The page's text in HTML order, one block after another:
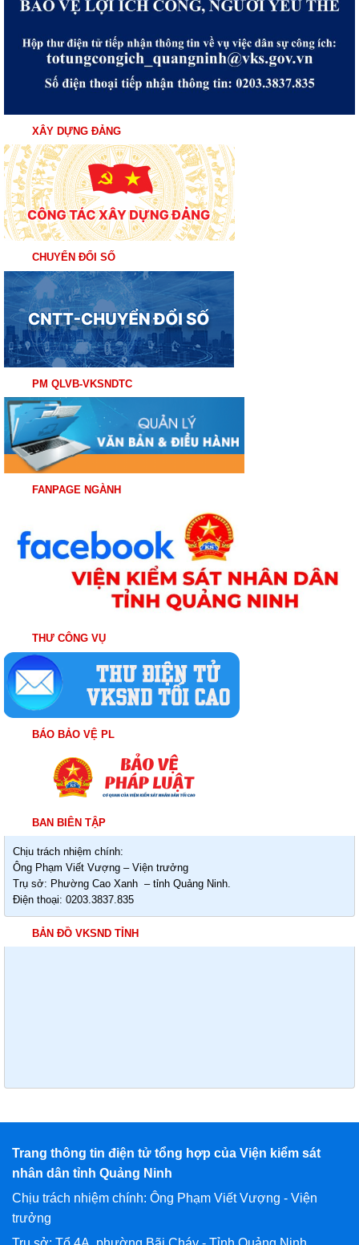
XÂY DỰNG ĐẢNG
CHUYỂN ĐỔI SỐ
PM QLVB-VKSNDTC
FANPAGE NGÀNH
THƯ CÔNG VỤ
BÁO BẢO VỆ PL
BAN BIÊN TẬP
Chịu trách nhiệm chính:
Ông Phạm Viết Vượng – Viện trưởng
Trụ sở: Phường Cao Xanh – tỉnh Quảng Ninh.
Điện thoại: 0203.3837.835
BẢN ĐỒ VKSND TỈNH
Trang thông tin điện tử tổng hợp của Viện kiểm sát
nhân dân tỉnh Quảng Ninh
Chịu trách nhiệm chính: Ông Phạm Viết Vượng - Viện
trưởng